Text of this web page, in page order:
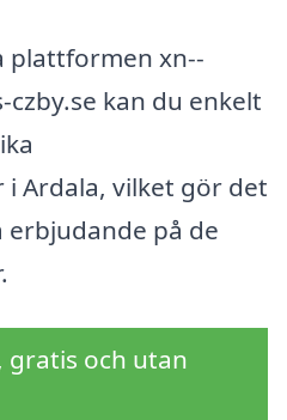
plattformen xn--
kan du enkelt
Ardala, vilket gör det
på de
gratis och utan